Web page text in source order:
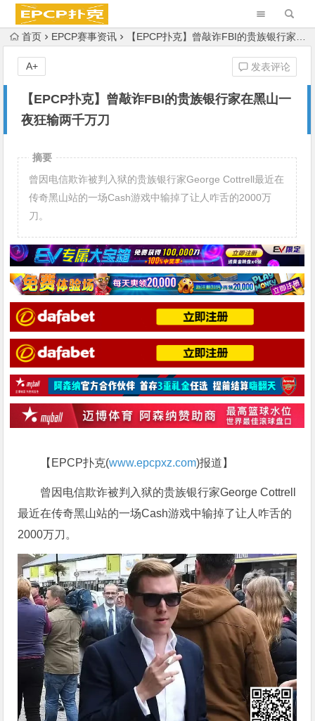
首页 EPCP赛事资讯 【EPCP扑克】曾敲诈FBI的贵族银行家在黑山一夜狂输两千万刀
【EPCP扑克】曾敲诈FBI的贵族银行家在黑山一
夜狂输两千万刀
发表评论
A+
摘要
曾因电信欺诈被判入狱的贵族银行家George Cottrell最近在
传奇黑山站的一场Cash游戏中输掉了让人咋舌的2000万
刀。
【EPCP扑克(www.epcpxz.com)报道】
曾因电信欺诈被判入狱的贵族银行家George Cottrell
最近在传奇黑山站的一场Cash游戏中输掉了让人咋舌的
2000万刀。